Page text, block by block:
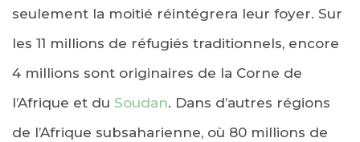
seulement la moitié réintégrera leur foyer. Sur
les 11 millions de réfugiés traditionnels, encore
4 millions sont originaires de la Corne de
l’Afrique et du Soudan. Dans d’autres régions
de l’Afrique subsaharienne, où 80 millions de